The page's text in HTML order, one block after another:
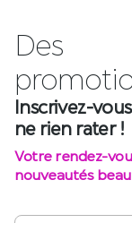
Des
promoti
Inscrivez-
ne rien rater !
Votre rendez-
nouveautés